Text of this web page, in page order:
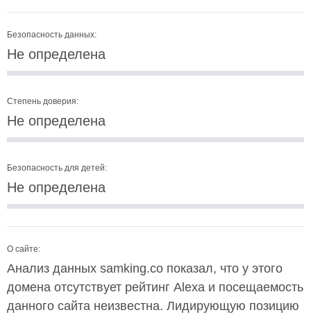
Безопасность данных:
Не определена
Степень доверия:
Не определена
Безопасность для детей:
Не определена
О сайте:
Анализ данных samking.co показал, что у этого
домена отсутствует рейтинг Alexa и посещаемость
данного сайта неизвестна. Лидирующую позицию